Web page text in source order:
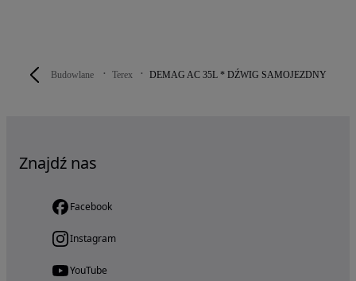
Budowlane Terex DEMAG AC 35L * DŹWIG SAMOJEZDNY
Znajdź nas
Facebook
Instagram
YouTube